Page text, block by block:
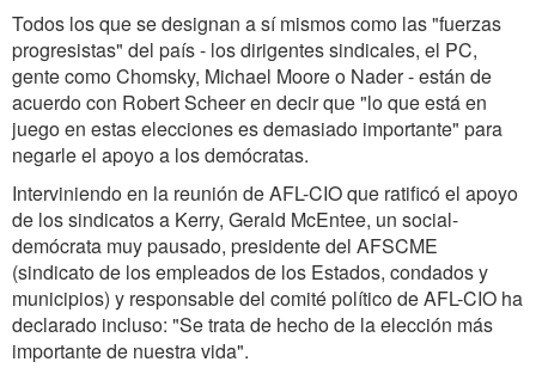
Todos los que se designan a sí mismos como las "fuerzas
progresistas" del país - los dirigentes sindicales, el PC,
gente como Chomsky, Michael Moore o Nader - están de
acuerdo con Robert Scheer en decir que "lo que está en
juego en estas elecciones es demasiado importante" para
negarle el apoyo a los demócratas.
Interviniendo en la reunión de AFL-CIO que ratificó el apoyo
de los sindicatos a Kerry, Gerald McEntee, un social-
demócrata muy pausado, presidente del AFSCME
(sindicato de los empleados de los Estados, condados y
municipios) y responsable del comité político de AFL-CIO ha
declarado incluso: "Se trata de hecho de la elección más
importante de nuestra vida".